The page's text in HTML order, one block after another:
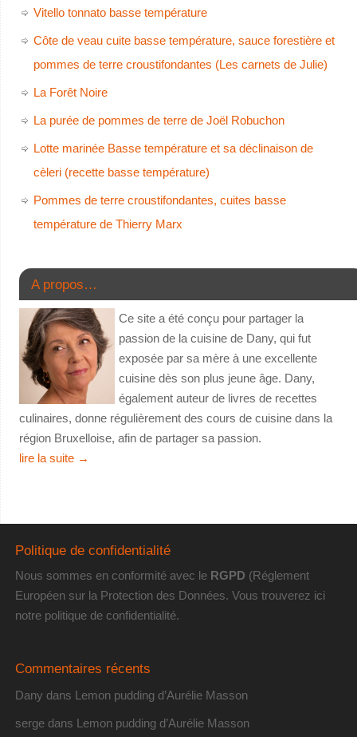
Vitello tonnato basse température
Côte de veau cuite basse température, sauce forestière et
pommes de terre croustifondantes (Les carnets de Julie)
La Forêt Noire
La purée de pommes de terre de Joël Robuchon
Lotte marinée Basse température et sa déclinaison de
cèleri (recette basse température)
Pommes de terre croustifondantes, cuites basse
température de Thierry Marx
A propos…
Ce site a été conçu pour partager la
passion de la cuisine de Dany, qui fut
exposée par sa mère à une excellente
cuisine dès son plus jeune âge. Dany,
également auteur de livres de recettes
culinaires, donne régulièrement des cours de cuisine dans la
région Bruxelloise, afin de partager sa passion.
lire la suite →
Politique de confidentialité
Nous sommes en conformité avec le RGPD (Réglement
Européen sur la Protection des Données. Vous trouverez ici
notre politique de confidentialité.
Commentaires récents
Dany dans Lemon pudding d’Aurélie Masson
sergedans Lemon pudding d’Aurélie Masson